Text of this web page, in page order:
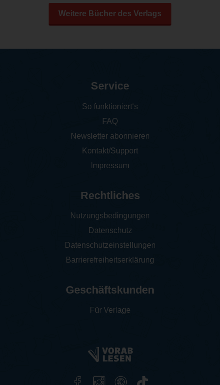
Weitere Bücher des Verlags
Service
So funktioniert‘s
FAQ
Newsletter abonnieren
Kontakt/Support
Impressum
Rechtliches
Nutzungsbedingungen
Datenschutz
Datenschutzeinstellungen
Barrierefreiheitserklärung
Geschäftskunden
Für Verlage